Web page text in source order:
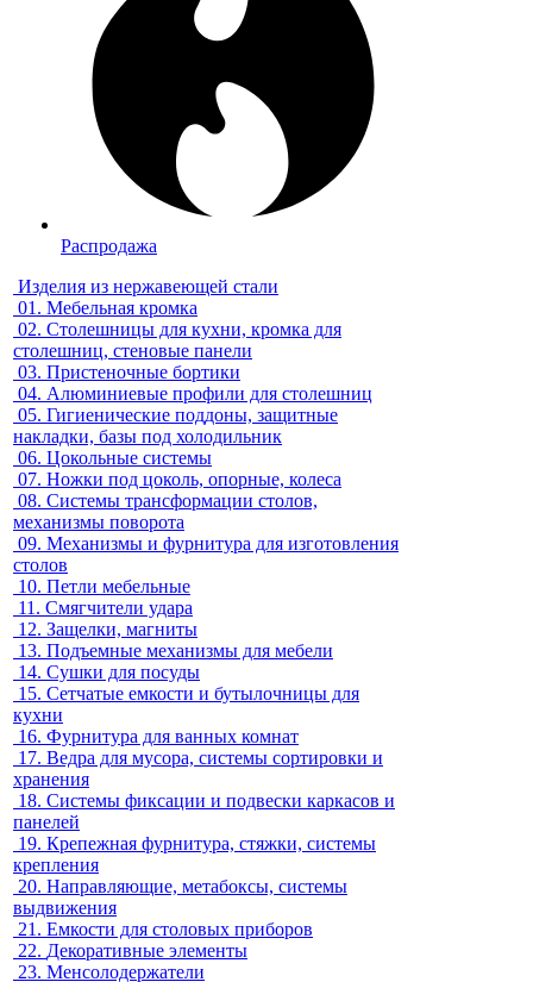
Распродажа
Изделия из нержавеющей стали
01. Мебельная кромка
02. Столешницы для кухни, кромка для
столешниц, стеновые панели
03. Пристеночные бортики
04. Алюминиевые профили для столешниц
05. Гигиенические поддоны, защитные
накладки, базы под холодильник
06. Цокольные системы
07. Ножки под цоколь, опорные, колеса
08. Системы трансформации столов,
механизмы поворота
09. Механизмы и фурнитура для изготовления
столов
10. Петли мебельные
11. Смягчители удара
12. Защелки, магниты
13. Подъемные механизмы для мебели
14. Сушки для посуды
15. Сетчатые емкости и бутылочницы для
кухни
16. Фурнитура для ванных комнат
17. Ведра для мусора, системы сортировки и
хранения
18. Системы фиксации и подвески каркасов и
панелей
19. Крепежная фурнитура, стяжки, системы
крепления
20. Направляющие, метабоксы, системы
выдвижения
21. Емкости для столовых приборов
22. Декоративные элементы
23. Менсолодержатели